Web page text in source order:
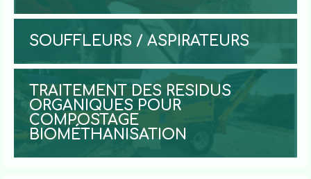
SOUFFLEURS / ASPIRATEURS
TRAITEMENT DES RESIDUS
ORGANIQUES POUR
COMPOSTAGE
BIOMÉTHANISATION